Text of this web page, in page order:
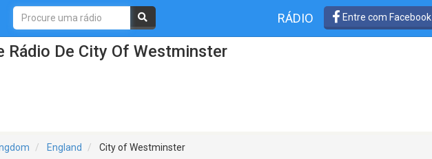
RÁDIO Entre com Facebook
Rádio De City Of Westminster
England City of Westminster